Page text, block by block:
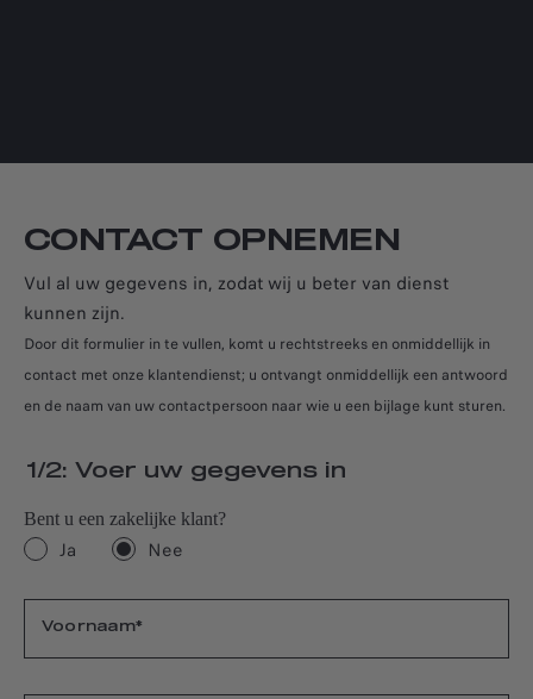
CONTACT OPNEMEN
Vul al uw gegevens in, zodat wij u beter van dienst
kunnen zijn.
Door dit formulier in te vullen, komt u rechtstreeks en onmiddellijk in
contact met onze klantendienst; u ontvangt onmiddellijk een antwoord
en de naam van uw contactpersoon naar wie u een bijlage kunt sturen.
1/2: Voer uw gegevens in
Bent u een zakelijke klant?
Ja Nee
Voornaam*